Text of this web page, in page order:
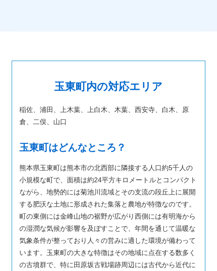
玉東町内の対応エリア
稲佐、浦田、上木葉、上白木、木葉、西安寺、白木、原
倉、二俣、山口
玉東町はどんなところ？
熊本県玉東町は熊本市の北西部に隣接する人口約5千人の
小規模な町で、面積は約24平方キロメートルとコンパクト
ながら、地勢的には菊池川流域とその支流の段丘上に展開
する肥沃な土地に形成された集落と農地が特徴なのです。
町の東側には金峰山地の裾野が広がり西側には有明海から
の湿潤な気候が影響を及ぼすことで、年間を通じて温暖な
気象条件が整っており人々の営みに適した環境が備わって
います。玉東町の大きな特徴はその地域に点在する数多く
の古墳群で、特に田原坂古戦場跡周辺には古代から近代に